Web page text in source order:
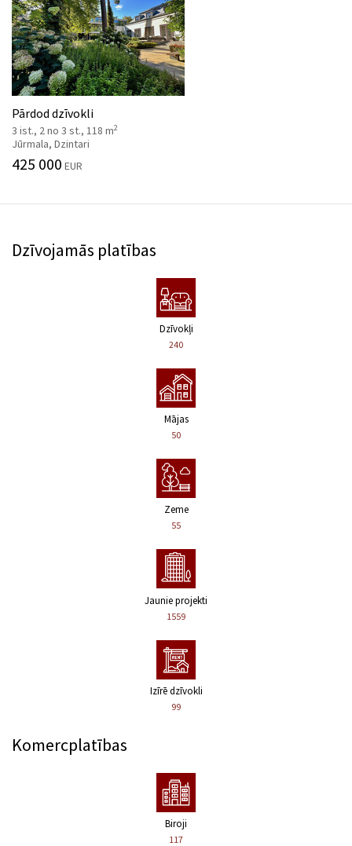
Pārdod dzīvokli
3 ist., 2 no 3 st., 118 m2
Jūrmala, Dzintari
425 000 EUR
Dzīvojamās platības
Dzīvokļi
240
Mājas
50
Zeme
55
Jaunie projekti
1559
Izīrē dzīvokli
99
Komercplatības
Biroji
117